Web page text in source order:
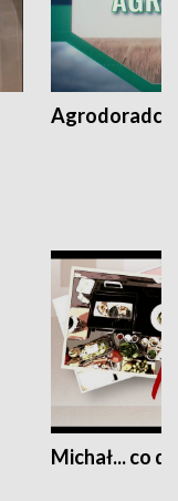
Agrodoradcy
Michał... co